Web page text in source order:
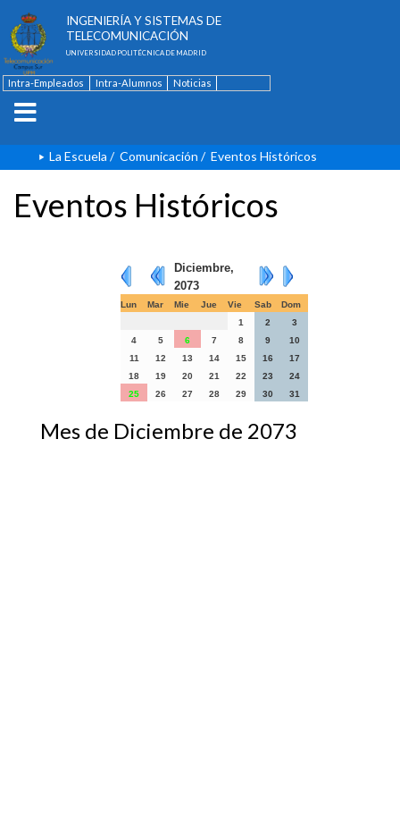
INGENIERÍA Y SISTEMAS DE
TELECOMUNICACIÓN
UNIVERSIDAD POLITÉCNICA DE MADRID
Intra-Empleados Intra-Alumnos
Noticias
La Escuela / Comunicación / Eventos Históricos
Eventos Históricos
Diciembre,
2073
Lun Mar Mie Jue Vie Sab
Dom
1
2
3
4
5 6 7 8 9
10
11
12 13 14 15 16
17
18
19 20 21 22 23
24
25
26 27 28 29 30 31
Mes de Diciembre de 2073